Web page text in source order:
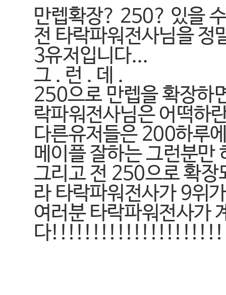
만렙확장? 250? 있을
전 타락파워전사님을 정
3유저입니다...
그 . 런 . 데 .
250으로 만렙을 확장하
락파워전사님은 어떡하
다른유저들은 200하루
메이플 잘하는 그런분만
그리고 전 250으로 확장
라 타락파워전사가 9위
여러분 타락파워전사가
다